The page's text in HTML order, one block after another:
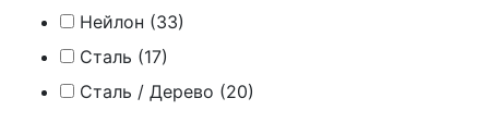
Нейлон (33)
Сталь (17)
Сталь / Дерево (20)